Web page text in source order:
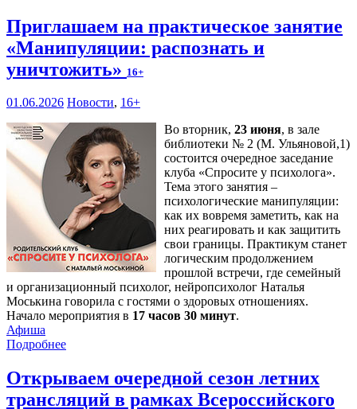
Приглашаем на практическое занятие
«Манипуляции: распознать и
уничтожить» 16+
01.06.2026 Новости, 16+
Во вторник, 23 июня, в зале
библиотеки № 2 (М. Ульяновой,1)
состоится очередное заседание
клуба «Спросите у психолога».
Тема этого занятия –
психологические манипуляции:
как их вовремя заметить, как на
них реагировать и как защитить
свои границы. Практикум станет
логическим продолжением
прошлой встречи, где семейный
и организационный психолог, нейропсихолог Наталья
Моськина говорила с гостями о здоровых отношениях.
Начало мероприятия в 17 часов 30 минут.
Афиша
Подробнее
Открываем очередной сезон летних
трансляций в рамках Всероссийского